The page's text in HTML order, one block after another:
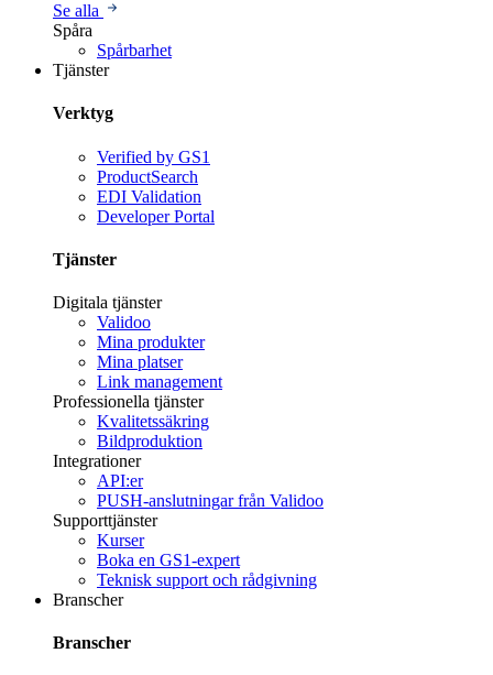
Se alla
Spåra
Spårbarhet
Tjänster
Verktyg
Verified by GS1
ProductSearch
EDI Validation
Developer Portal
Tjänster
Digitala tjänster
Validoo
Mina produkter
Mina platser
Link management
Professionella tjänster
Kvalitetssäkring
Bildproduktion
Integrationer
API:er
PUSH-anslutningar från Validoo
Supporttjänster
Kurser
Boka en GS1-expert
Teknisk support och rådgivning
Branscher
Branscher